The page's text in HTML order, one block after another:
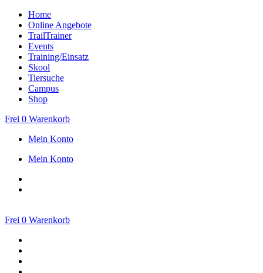
Home
Online Angebote
TrailTrainer
Events
Training/Einsatz
Skool
Tiersuche
Campus
Shop
Frei 0 Warenkorb
Mein Konto
Mein Konto
Frei 0 Warenkorb